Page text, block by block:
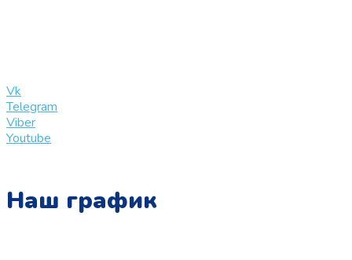
Vk
Telegram
Viber
Youtube
Наш график